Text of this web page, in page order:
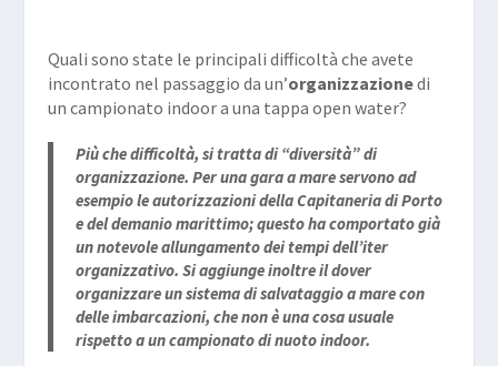
Quali sono state le principali difficoltà che avete
incontrato nel passaggio da un’organizzazionedi
un campionato indoor a una tappa open water?
Più che difficoltà, si tratta di “diversità” di
organizzazione. Per una gara a mare servono ad
esempio le autorizzazioni della Capitaneria di Porto
e del demanio marittimo; questo ha comportato già
un notevole allungamento dei tempi dell’iter
organizzativo. Si aggiunge inoltre il dover
organizzare un sistema di salvataggio a mare con
delle imbarcazioni, che non è una cosa usuale
rispetto a un campionato di nuoto indoor.